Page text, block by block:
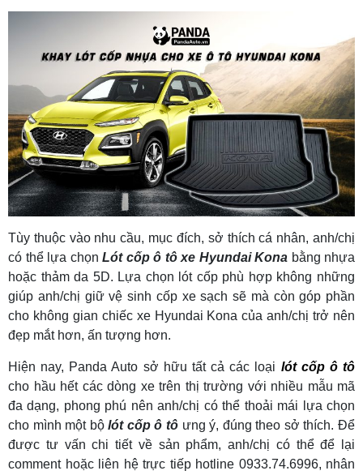
Tùy thuộc vào nhu cầu, mục đích, sở thích cá nhân, anh/chị
có thể lựa chọn Lót cốp ô tô xe Hyundai Kona bằng nhựa
hoặc thảm da 5D. Lựa chọn lót cốp phù hợp không những
giúp anh/chị giữ vệ sinh cốp xe sạch sẽ mà còn góp phần
cho không gian chiếc xe Hyundai Kona của anh/chị trở nên
đẹp mắt hơn, ấn tượng hơn.
Hiện nay, Panda Auto sở hữu tất cả các loại lót cốp ô tô
cho hầu hết các dòng xe trên thị trường với nhiều mẫu mã
đa dạng, phong phú nên anh/chị có thể thoải mái lựa chọn
cho mình một bộlót cốp ô tô ưng ý, đúng theo sở thích. Để
được tư vấn chi tiết về sản phẩm, anh/chị có thể để lại
comment hoặc liên hệ trực tiếp hotline 0933.74.6996, nhân